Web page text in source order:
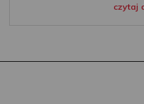
czytaj